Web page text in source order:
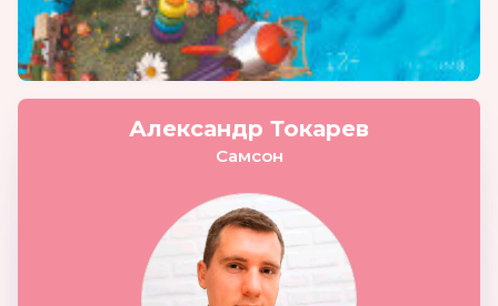
Александр Токарев
Самсон